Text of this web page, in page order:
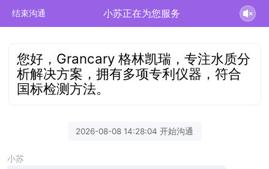
结束沟通 小苏正在为您服务
您好，Grancary 格林凯瑞，专注水质分
析解决方案，拥有多项专利仪器，符合
国标检测方法。
2026-08-08 14:28:04 开始沟通
小苏